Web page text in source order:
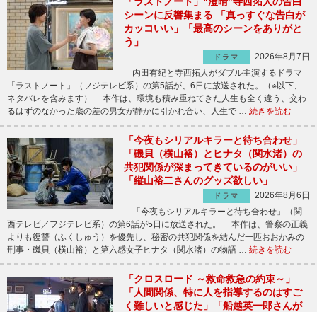
シーンに反響集まる 「真っすぐな告白が
カッコいい」「最高のシーンをありがと
う」
ドラマ
2026年8月7日
内田有紀と寺西拓人がダブル主演するドラマ
「ラストノート」（フジテレビ系）の第5話が、6日に放送された。（※以下、
ネタバレを含みます） 本作は、環境も積み重ねてきた人生も全く違う、交わ
るはずのなかった歳の差の男女が静かに引かれ合い、人生で … 続きを読む
「今夜もシリアルキラーと待ち合わせ」
「磯貝（横山裕）とヒナタ（関水渚）の
共犯関係が深まってきているのがいい」
「縦山裕二さんのグッズ欲しい」
ドラマ
2026年8月6日
「今夜もシリアルキラーと待ち合わせ」（関
西テレビ／フジテレビ系）の第6話が5日に放送された。 本作は、警察の正義
よりも復讐（ふくしゅう）を優先し、秘密の共犯関係を結んだ一匹おおかみの
刑事・磯貝（横山裕）と第六感女子ヒナタ（関水渚）の物語 … 続きを読む
「クロスロード ～救命救急の約束～」
「人間関係、特に人を指導するのはすご
く難しいと感じた」「船越英一郎さんが